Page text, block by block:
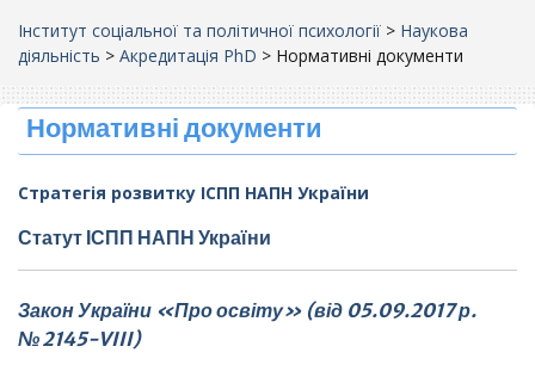
Інститут соціальної та політичної психології > Наукова
діяльність > Акредитація PhD > Нормативні документи
Нормативні документи
Стратегія розвитку ІСПП НАПН України
Статут ІСПП НАПН України
Закон України «Про освіту» (від 05.09.2017 р.
№ 2145-VIII)